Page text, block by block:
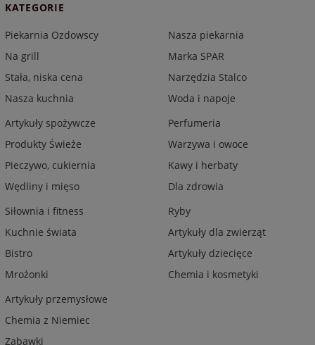
KATEGORIE
Piekarnia Ozdowscy
Na grill
Stała, niska cena
Nasza kuchnia
Nasza piekarnia
Marka SPAR
Narzędzia Stalco
Woda i napoje
Artykuły spożywcze
Produkty Świeże
Pieczywo, cukiernia
Wędliny i mięso
Perfumeria
Warzywa i owoce
Kawy i herbaty
Dla zdrowia
Siłownia i fitness
Kuchnie świata
Bistro
Mrożonki
Ryby
Artykuły dla zwierząt
Artykuły dziecięce
Chemia i kosmetyki
Artykuły przemysłowe
Chemia z Niemiec
Zabawki